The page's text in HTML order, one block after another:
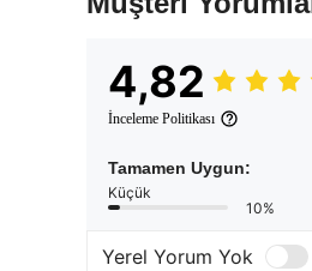
4,82
İnceleme Politikası
Tamamen Uygun:
Küçük
10%
Yerel Yorum Yok